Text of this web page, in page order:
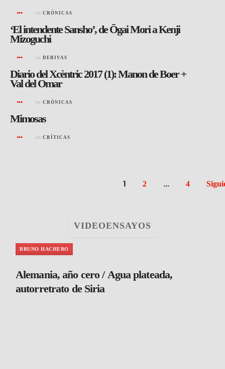
en CRÓNICAS
‘El intendente Sansho’, de Ōgai Mori a Kenji
Mizoguchi
en DERIVAS
Diario del Xcèntric 2017 (1): Manon de Boer +
Val del Omar
en CRÓNICAS
Mimosas
en CRÍTICAS
1 2 … 4
VIDEOENSAYOS
BRUNO HACHERO
Alemania, año cero / Agua plateada,
autorretrato de Siria